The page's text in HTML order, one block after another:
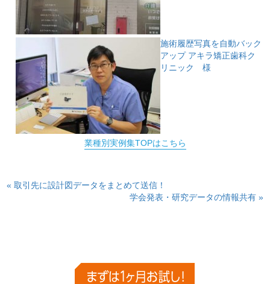
施術履歴写真を自動バック
アップ アキラ矯正歯科ク
リニック 様
業種別実例集TOPはこちら
« 取引先に設計図データをまとめて送信！
学会発表・研究データの情報共有 »